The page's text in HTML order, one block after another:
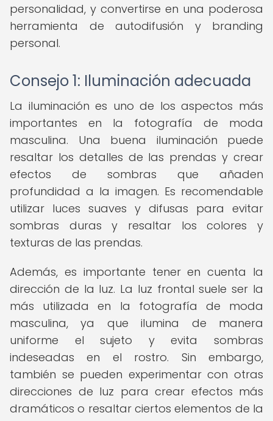
personalidad, y convertirse en una poderosa
herramienta de autodifusión y branding
personal.
Consejo 1: Iluminación adecuada
La iluminación es uno de los aspectos más
importantes en la fotografía de moda
masculina. Una buena iluminación puede
resaltar los detalles de las prendas y crear
efectos de sombras que añaden
profundidad a la imagen. Es recomendable
utilizar luces suaves y difusas para evitar
sombras duras y resaltar los colores y
texturas de las prendas.
Además, es importante tener en cuenta la
dirección de la luz. La luz frontal suele ser la
más utilizada en la fotografía de moda
masculina, ya que ilumina de manera
uniforme el sujeto y evita sombras
indeseadas en el rostro. Sin embargo,
también se pueden experimentar con otras
direcciones de luz para crear efectos más
dramáticos o resaltar ciertos elementos de la